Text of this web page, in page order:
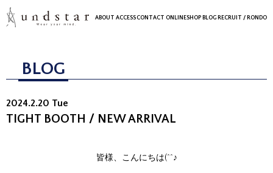
ABOUT ACCESSCONTACT ONLINESHOP BLOG RECRUIT / RONDO
BLOG
2024.2.20 Tue
TIGHT BOOTH / NEW ARRIVAL
皆様、こんにちは(^^♪